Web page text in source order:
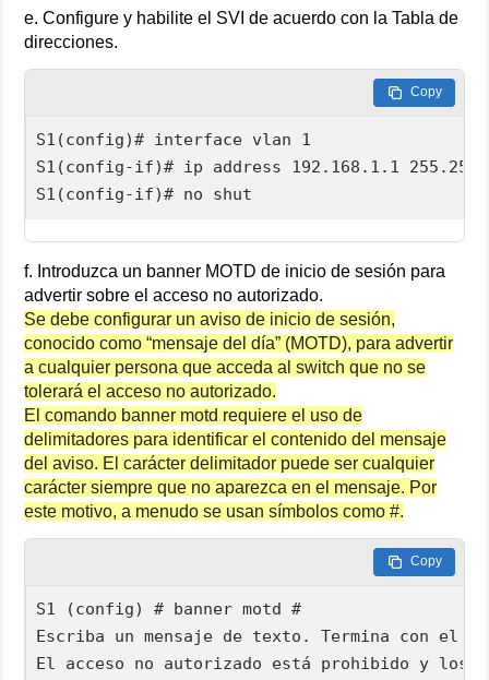
e. Configure y habilite el SVI de acuerdo con la Tabla de
direcciones.
Copy
S1(config)# interface vlan 1
S1(config-if)# ip address 192.168.1.1
S1(config-if)# no shut
f. Introduzca un banner MOTD de inicio de sesión para
advertir sobre el acceso no autorizado.
Se debe configurar un aviso de inicio de sesión,
conocido como “mensaje del día” (MOTD), para advertir
a cualquier persona que acceda al switch que no se
tolerará el acceso no autorizado.
El comando banner motd requiere el uso de
delimitadores para identificar el contenido del mensaje
del aviso. El carácter delimitador puede ser cualquier
carácter siempre que no aparezca en el mensaje. Por
este motivo, a menudo se usan símbolos como #.
Copy
S1 (config) # banner motd #
Escriba un mensaje de texto. Termina con el
El acceso no autorizado está prohibido y los